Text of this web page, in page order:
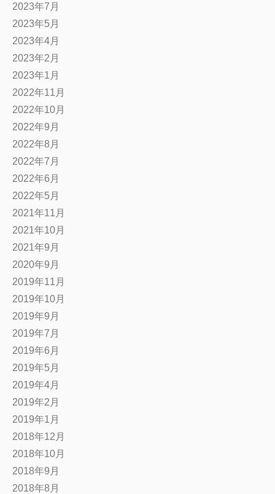
2023年7月
2023年5月
2023年4月
2023年2月
2023年1月
2022年11月
2022年10月
2022年9月
2022年8月
2022年7月
2022年6月
2022年5月
2021年11月
2021年10月
2021年9月
2020年9月
2019年11月
2019年10月
2019年9月
2019年7月
2019年6月
2019年5月
2019年4月
2019年2月
2019年1月
2018年12月
2018年10月
2018年9月
2018年8月